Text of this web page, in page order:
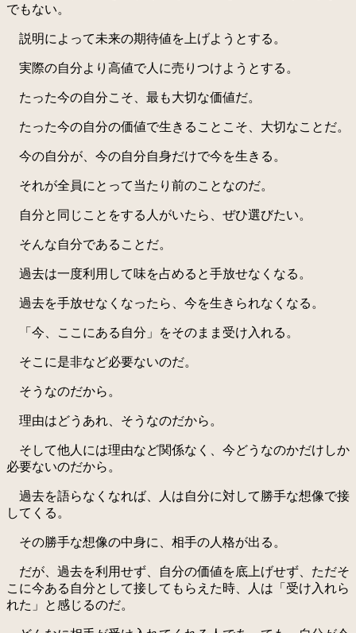
でもない。
説明によって未来の期待値を上げようとする。
実際の自分より高値で人に売りつけようとする。
たった今の自分こそ、最も大切な価値だ。
たった今の自分の価値で生きることこそ、大切なことだ。
今の自分が、今の自分自身だけで今を生きる。
それが全員にとって当たり前のことなのだ。
自分と同じことをする人がいたら、ぜひ選びたい。
そんな自分であることだ。
過去は一度利用して味を占めると手放せなくなる。
過去を手放せなくなったら、今を生きられなくなる。
「今、ここにある自分」をそのまま受け入れる。
そこに是非など必要ないのだ。
そうなのだから。
理由はどうあれ、そうなのだから。
そして他人には理由など関係なく、今どうなのかだけしか
必要ないのだから。
過去を語らなくなれば、人は自分に対して勝手な想像で接
してくる。
その勝手な想像の中身に、相手の人格が出る。
だが、過去を利用せず、自分の価値を底上げせず、ただそ
こに今ある自分として接してもらえた時、人は「受け入れら
れた」と感じるのだ。